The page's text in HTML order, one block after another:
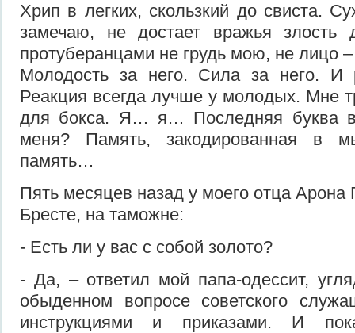
Хрип в легких, скользкий до свиста.
замечаю, не достает вражья злость
протуберанцами не грудь мою, не лицо
Молодость за него. Сила за него. И
Реакция всегда лучше у молодых. Мне
для бокса. Я… я… Последняя буква
меня? Память, закодированная в
память…
Пять месяцев назад у моего отца Арона
Бресте, на таможне:
- Есть ли у вас с собой золото?
- Да, – ответил мой папа-одессит,
обыденном вопросе советского
инструкциями и приказами. И